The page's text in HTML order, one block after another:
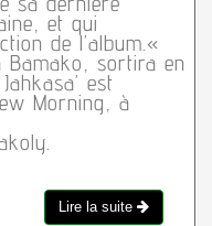
et qui
de l’album.«
sortira en
est
Morning, à
Lire la suite